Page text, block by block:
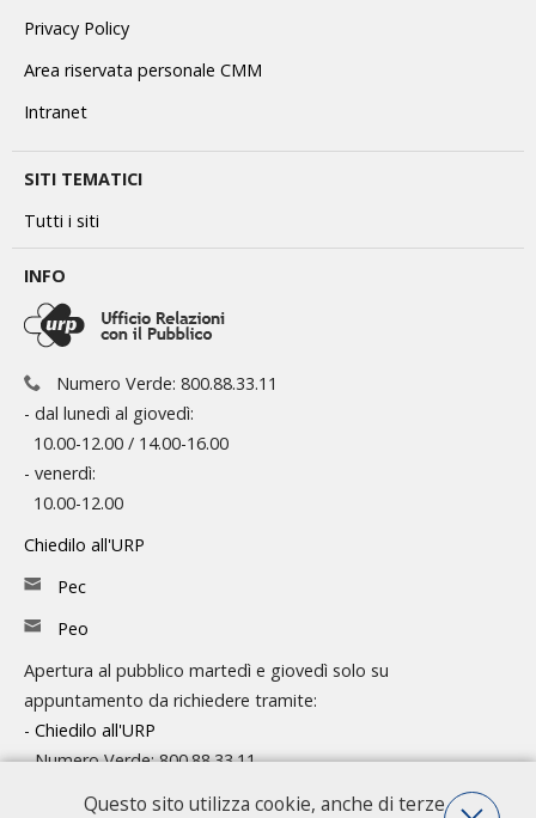
Privacy Policy
Area riservata personale CMM
Intranet
SITI TEMATICI
Tutti i siti
INFO
Numero Verde: 800.88.33.11
- dal lunedì al giovedì:
10.00-12.00 / 14.00-16.00
- venerdì:
10.00-12.00
Chiedilo all'URP
Pec
Peo
Apertura al pubblico martedì e giovedì solo su
appuntamento da richiedere tramite:
- Chiedilo all'URP
- Numero Verde: 800.88.33.11
Consulta l'organigramma
Questo sito utilizza cookie, anche di terze